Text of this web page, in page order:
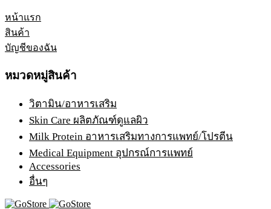
หน้าแรก
สินค้า
บัญชีของฉัน
หมวดหมู่สินค้า
วิตามิน/อาหารเสริม
Skin Care ผลิตภัณฑ์ดูแลผิว
Milk Protein อาหารเสริมทางการแพทย์/โปรตีน
Medical Equipment อุปกรณ์การแพทย์
Accessories
อื่นๆ